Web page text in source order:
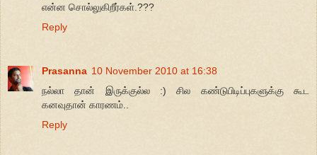
என்ன சொல்லுகிறீர்கள்.???
Reply
Prasanna 10 November 2010 at 16:38
நல்லா தான் இருக்குல்ல :) சில கண்டுபிடிப்புகளுக்கு கூட
கனவுதான் காரணம்..
Reply